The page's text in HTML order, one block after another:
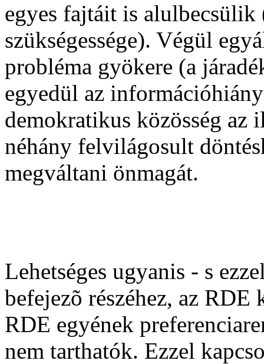
egyes fajtáit is
szükségessége). Végül
probléma gyökere (a
egyedül az
demokratikus közösség az
néhány felvilágosult
megváltani önmagát.
Lehetséges ugyanis - s
befejezõ részéhez, az
RDE egyének
nem tarthatók. Ezzel